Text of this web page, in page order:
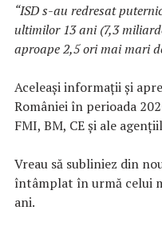
“ISD s-au redresat
ultimilor 13 ani (7,3
aproape 2,5 ori mai mari
Aceleași informații și
României în perioada
FMI, BM, CE și ale
Vreau să subliniez din
întâmplat în urmă celui
ani.